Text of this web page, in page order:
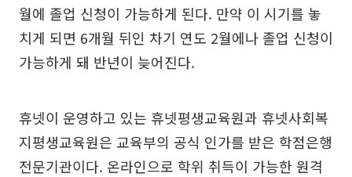
월에 졸업 신청이 가능하게 된다. 만약 이 시기를 놓
치게 되면 6개월 뒤인 차기 연도 2월에나 졸업 신청이
가능하게 돼 반년이 늦어진다.
휴넷이 운영하고 있는 휴넷평생교육원과 휴넷사회복
지평생교육원은 교육부의 공식 인가를 받은 학점은행
전문기관이다. 온라인으로 학위 취득이 가능한 원격